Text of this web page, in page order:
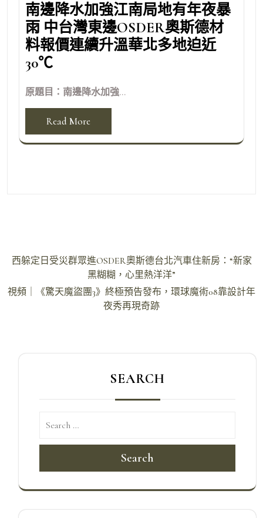
南邊降水加強江南局地有年夜暴
雨 中台灣東邊OSDER奧斯德材
料報價連續升溫華北多地迫近
30℃
原題目：南邊降水加強...
Read More
文
導
西躲定日受災群眾進OSDER奧斯德台北汽車住新房：“新家
黑糊糊，心里熱洋洋”
視頻｜《驚天魔盜團3》終極預告發布，環球魔術08靠設計年
夜秀再現奇跡
SEARCH
Search